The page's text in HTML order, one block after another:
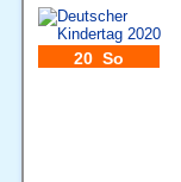
20 So